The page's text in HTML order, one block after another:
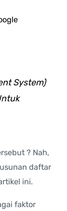
System)
? Nah,
daftar
ini.
faktor